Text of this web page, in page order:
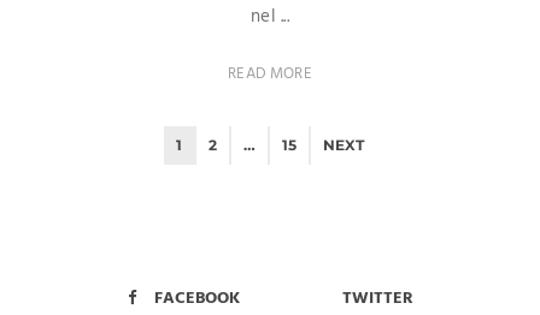
nel ...
READ MORE
1 2 … 15 NEXT
FACEBOOK TWITTER